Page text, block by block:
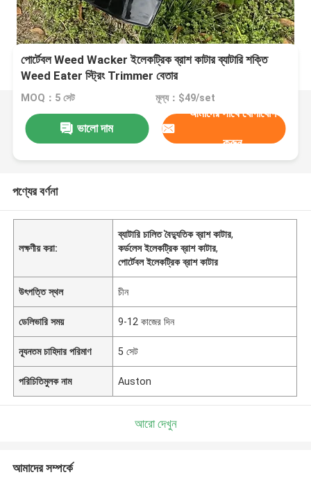
পোর্টেবল Weed Wacker ইলেকট্রিক ব্রাশ কাটার ব্যাটারি শক্তি
Weed Eater স্ট্রিং Trimmer বেতার
MOQ：5 সেট মূল্য：$49/set
ভালো দাম
আমাদের সাথে যোগাযোগ
করুন
পণ্যের বর্ণনা
লক্ষণীয় করা:
ব্যাটারি চালিত বৈদ্যুতিক ব্রাশ কাটার,
কর্ডলেস ইলেকট্রিক ব্রাশ কাটার,
পোর্টেবল ইলেকট্রিক ব্রাশ কাটার
উৎপত্তি স্থল চীন
ডেলিভারি সময় 9-12 কাজের দিন
ন্যূনতম চাহিদার পরিমাণ 5 সেট
পরিচিতিমুলক নাম Auston
আরো দেখুন
আমাদের সম্পর্কে